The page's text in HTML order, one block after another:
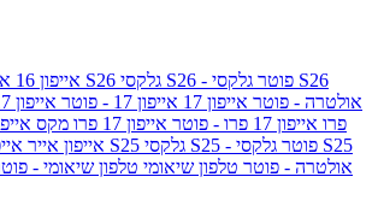
אייפון 16 גלקסי S26 גלקסי S26 - פוטר גלקסי S26
גלקסי S26 אולטרה - פוטר אייפון 17 אייפון 17 - פוטר
פרו אייפון 17 פרו - פוטר אייפון 17 פרו מקס
אייפון 17 פרו
אייפון אייר גלקסי S25 גלקסי S25 - פוטר גלקסי S25
גלקסי S25 אולטרה - פוטר טלפון שיאומי טלפון שיאומי -